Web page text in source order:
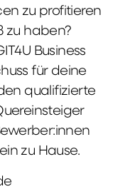
zu profitieren
zu haben?
Business
für deine
qualifizierte
zu Hause.